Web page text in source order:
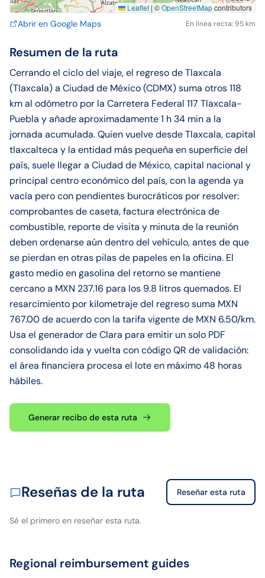
Leaflet | ©OpenStreetMapcontributors
Abrir en Google Maps En línea recta: 95 km
Resumen de la ruta
Cerrando el ciclo del viaje, el regreso de Tlaxcala
(Tlaxcala) a Ciudad de México (CDMX) suma otros 118
km al odómetro por la Carretera Federal 117 Tlaxcala-
Puebla y añade aproximadamente 1 h 34 min a la
jornada acumulada. Quien vuelve desde Tlaxcala, capital
tlaxcalteca y la entidad más pequeña en superficie del
país, suele llegar a Ciudad de México, capital nacional y
principal centro económico del país, con la agenda ya
vacía pero con pendientes burocráticos por resolver:
comprobantes de caseta, factura electrónica de
combustible, reporte de visita y minuta de la reunión
deben ordenarse aún dentro del vehículo, antes de que
se pierdan en otras pilas de papeles en la oficina. El
gasto medio en gasolina del retorno se mantiene
cercano a MXN 237.16 para los 9.8 litros quemados. El
resarcimiento por kilometraje del regreso suma MXN
767.00 de acuerdo con la tarifa vigente de MXN 6.50/km.
Usa el generador de Clara para emitir un solo PDF
consolidando ida y vuelta con código QR de validación:
el área financiera procesa el lote en máximo 48 horas
hábiles.
Generar recibo de esta ruta
Reseñas de la ruta Reseñar esta ruta
Sé el primero en reseñar esta ruta.
Regional reimbursement guides